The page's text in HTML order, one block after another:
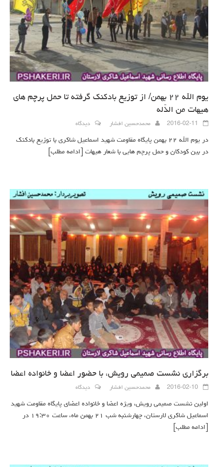
یوم الله ۲۲ بهمن/ از توزیع بادکنک گرفته تا حمل پرچم های
هیهات من الذّله
2016-02-11 محمدحسین افشار دیدگاه
در یوم الله ۲۲ بهمن پایگاه مقاومت شهید اسماعیل شاکری با توزیع بادکنک
در بین کودکان و حمل پرچم هایی با شعار هیهات
[ادامه مطلب]
برگزاری نشست صمیمی رویش، با حضور اعضا و خانواده اعضا
2016-02-10 محمدحسین افشار دیدگاه
اولین نشست صمیمی رویش، ویژه اعضا و خانواده اعضای پایگاه مقاومت شهید
اسماعیل شاکری لارستان، چهارشنبه شب ۲۱ بهمن ماه، ساعت ۱۹:۳۰ در
[ادامه مطلب]